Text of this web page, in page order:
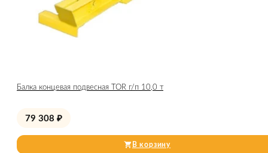
Балка концевая подвесная TOR г/п 10,0 т
79 308 ₽
В корзину